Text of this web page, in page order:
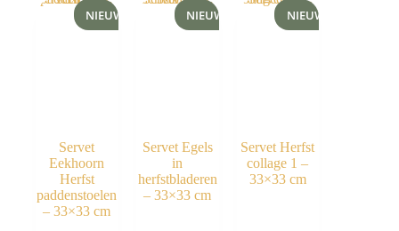
NIEUW
Servet
Eekhoorn
Herfst
paddenstoelen
– 33×33 cm
NIEUW
Servet Egels
in
herfstbladeren
– 33×33 cm
NIEUW
Servet Herfst
collage 1 –
33×33 cm